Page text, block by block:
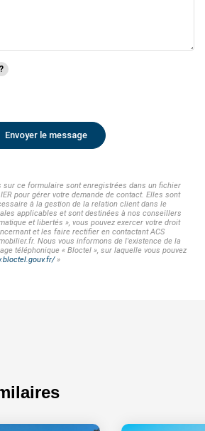
Envoyer le message
ce formulaire sont enregistrées dans un fichier
pour gérer votre demande de contact. Elles sont
à la gestion de la relation client dans le
applicables et sont destinées à nos conseillers
et libertés », vous pouvez exercer votre droit
et les faire rectifier en contactant ACS
Nous vous informons de l'existence de la
téléphonique « Bloctel », sur laquelle vous pouvez
»